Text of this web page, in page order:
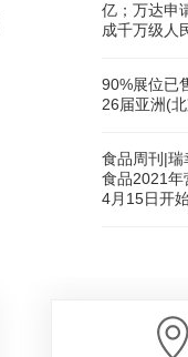
亿；万达申
成千万级人
90%展位已
26届亚洲(
食品周刊|瑞
食品2021年
4月15日开